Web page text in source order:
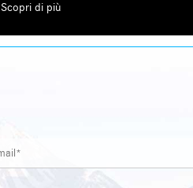
Scopri di più